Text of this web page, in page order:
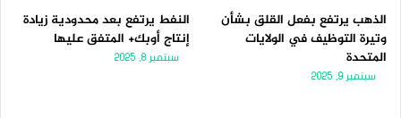
الذهب يرتفع بفعل القلق بشأن
وتيرة التوظيف في الولايات
المتحدة
سبتمبر 9, 2025
النفط يرتفع بعد محدودية زيادة
إنتاج أوبك+ المتفق عليها
سبتمبر 8, 2025